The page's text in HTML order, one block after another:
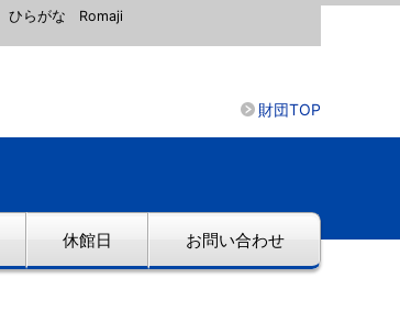
ひらがな Romaji
財団TOP
休館日 お問い合わせ